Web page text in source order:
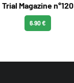
Trial Magazine n°120
6.90 €